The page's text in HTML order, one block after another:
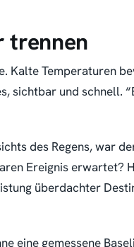
trennen
Kalte Temperaturen
sichtbar und schnell.
des Regens, war
Ereignis erwartet?
überdachter
eine gemessene